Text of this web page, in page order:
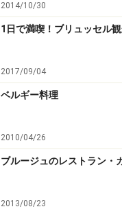
2014/10/30
1日で満喫！ブリュッセル
2017/09/04
ベルギー料理
2010/04/26
ブルージュのレストラン・
2013/08/23